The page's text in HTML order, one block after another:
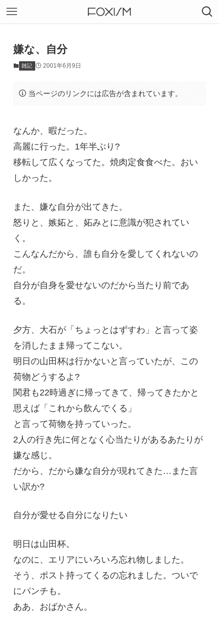
嫌な、自分
雑記 2001年6月9日
当ページのリンクには広告が含まれています。
なんか、暇だった。
高麗に行った。1年半ぶり?
移転して広くなってた。焼肉定食食べた。おい
しかった。
また、嫌な自分が出てきた。
怒りと、嫉妬と、妬みとに意識が犯されてい
く。
こんなんだから、誰も自分を愛してくれないの
だ。
自分が自身を愛せないのだから当たり前であ
る。
夕方、大石が「ちょっとはずすわ」と言って姿
を消したまま帰ってこない。
明日の山田杯は行かないと言っていたが、この
荷物どうするよ?
関君も22時過ぎに帰ってきて、帰ってきたかと
思えば「これから飲んでくる」
と言って荷物を持っていった。
2人の行き先に何となく心当たりがあるあたりが
嫌な感じ。
だから、だから嫌な自分が現れてきた…また言
い訳か?
自分が愛せる自分になりたい
明日は山田杯。
なのに、エリアにいろいろ忘れ物しました。
そう、ポスト持ってくるの忘れました。ついで
にパンチも。
ああ、おばかさん。